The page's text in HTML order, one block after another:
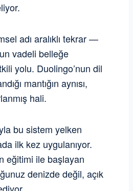
adı aralıklı tekrar —
vadeli belleğe
yolu. Duolingo’nun dil
mantığın aynısı,
hali.
bu sistem yelken
ilk kez uygulanıyor.
eğitimi ile başlayan
denizde değil, açık